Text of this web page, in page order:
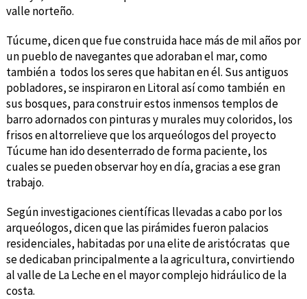
valle norteño.
Túcume, dicen que fue construida hace más de mil años por
un pueblo de navegantes que adoraban el mar, como
también a todos los seres que habitan en él. Sus antiguos
pobladores, se inspiraron en Litoral así como también en
sus bosques, para construir estos inmensos templos de
barro adornados con pinturas y murales muy coloridos, los
frisos en altorrelieve que los arqueólogos del proyecto
Túcume han ido desenterrado de forma paciente, los
cuales se pueden observar hoy en día, gracias a ese gran
trabajo.
Según investigaciones científicas llevadas a cabo por los
arqueólogos, dicen que las pirámides fueron palacios
residenciales, habitadas por una elite de aristócratas que
se dedicaban principalmente a la agricultura, convirtiendo
al valle de La Leche en el mayor complejo hidráulico de la
costa.